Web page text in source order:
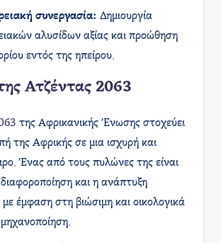
συνεργασία: Δημιουργία
αλυσίδων αξίας και προώθηση
εντός της ηπείρου.
Ατζέντας 2063
της Αφρικανικής Ένωσης στοχεύει
της Αφρικής σε μια ισχυρή και
Ένας από τους πυλώνες της είναι
διαφοροποίηση και η ανάπτυξη
με έμφαση στη βιώσιμη και οικολογικά